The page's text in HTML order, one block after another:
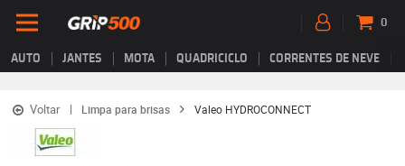
AUTO JANTES MOTA QUADRICICLO CORRENTES DE NEVE
0
Voltar Limpa para brisas Valeo HYDROCONNECT